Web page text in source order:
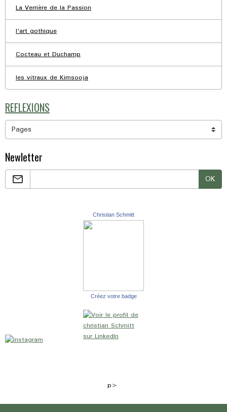
La Verrière de la Passion
l'art gothique
Cocteau et Duchamp
les vitraux de Kimsooja
REFLEXIONS
Newletter
OK
Christian Schmitt
Créez votre badge
p>